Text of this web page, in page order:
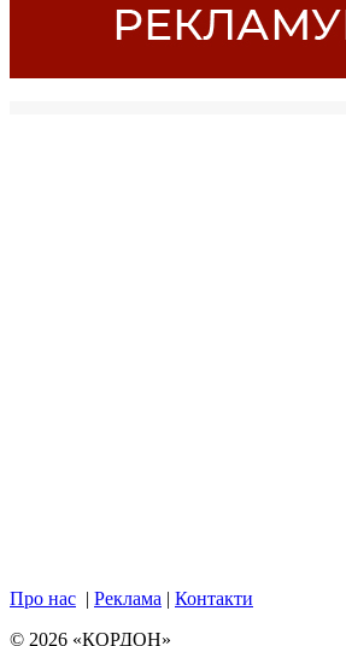
Про нас | Реклама | Контакти
© 2026 «КОРДОН»